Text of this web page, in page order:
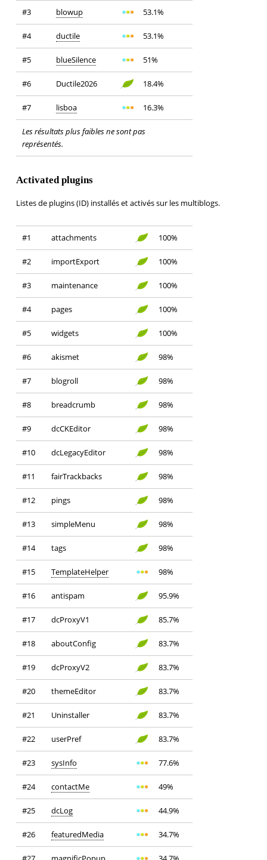
#3 blowup 53.1%
#4 ductile 53.1%
#5 blueSilence 51%
#6 Ductile2026 18.4%
#7 lisboa 16.3%
Les résultats plus faibles ne sont pas
représentés.
Activated plugins
Listes de plugins (ID) installés et activés sur les multiblogs.
#1 attachments 100%
#2 importExport 100%
#3 maintenance 100%
#4 pages 100%
#5 widgets 100%
#6 akismet 98%
#7 blogroll 98%
#8 breadcrumb 98%
#9 dcCKEditor 98%
#10 dcLegacyEditor 98%
#11 fairTrackbacks 98%
#12 pings 98%
#13 simpleMenu 98%
#14 tags 98%
#15 TemplateHelper 98%
#16 antispam 95.9%
#17 dcProxyV1 85.7%
#18 aboutConfig 83.7%
#19 dcProxyV2 83.7%
#20 themeEditor 83.7%
#21 Uninstaller 83.7%
#22 userPref 83.7%
#23 sysInfo 77.6%
#24 contactMe 49%
#25 dcLog 44.9%
#26 featuredMedia 34.7%